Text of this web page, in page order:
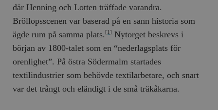
där Henning och Lotten träffade varandra.
Bröllopsscenen var baserad på en sann historia som
ägde rum på samma plats. [1] Nytorget beskrevs i
början av 1800-talet som en “nederlagsplats för
orenlighet”. På östra Södermalm startades
textilindustrier som behövde textilarbetare, och snart
var det trångt och eländigt i de små träkåkarna.